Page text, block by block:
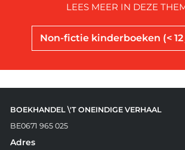
Non-fictie kinderboeken (<
LEES MEER IN DEZE
BOEKHANDEL \'T ONEINDIGE VERHAAL
BE0671 965 025
Adres